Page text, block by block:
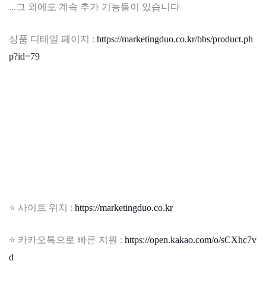
...그 외에도 계속 추가 기능들이 있습니다
상품 디테일 페이지 : https://marketingduo.co.kr/bbs/product.ph
p?id=79
⭐ 사이트 위치 : https://marketingduo.co.kr
⭐ 카카오톡으로 빠른 지원 : https://open.kakao.com/o/sCXhc7v
d